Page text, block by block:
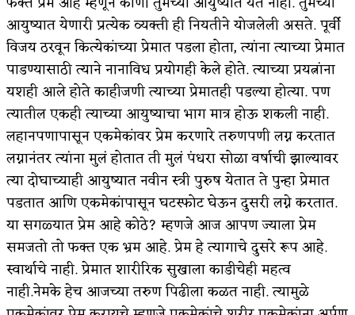
आयुष्यात येणारी प्रत्येक व्यक्ती ही नियतीने योजलेली असते. पूर्वी
विजय ठरवून कित्येकांच्या प्रेमात पडला होता, त्यांना त्याच्या प्रेमात
पाडण्यासाठी त्याने नानाविध प्रयोगही केले होते. त्याच्या प्रयत्नांना
यशही आले होते काहीजणी त्याच्या प्रेमातही पडल्या होत्या. पण
त्यातील एकही त्याच्या आयुष्याचा भाग मात्र होऊ शकली नाही.
लहानपणापासून एकमेकांवर प्रेम करणारे तरुणपणी लग्न करतात
लग्नानंतर त्यांना मुलं होतात ती मुलं पंधरा सोळा वर्षाची झाल्यावर
त्या दोघाच्याही आयुष्यात नवीन स्त्री पुरुष येतात ते पुन्हा प्रेमात
पडतात आणि एकमेकांपासून घटस्फोट घेऊन दुसरी लग्ने करतात.
या सगळ्यात प्रेम आहे कोठे? म्हणजे आज आपण ज्याला प्रेम
समजतो तो फक्त एक भ्रम आहे. प्रेम हे त्यागाचे दुसरे रूप आहे.
स्वार्थाचे नाही. प्रेमात शारीरिक सुखाला काडीचेही महत्व
नाही.नेमके हेच आजच्या तरुण पिढीला कळत नाही. त्यामुळे